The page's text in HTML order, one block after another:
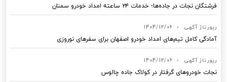
فرشتگان نجات در جاده‌ها؛ خدمات ۲۴ ساعته امداد خودرو سمنان
رپورتاژ آگهی •
1404/12/06
آمادگی کامل تیم‌های امداد خودرو اصفهان برای سفرهای نوروزی
رپورتاژ آگهی •
1404/12/06
نجات خودروهای گرفتار در کولاک جاده چالوس